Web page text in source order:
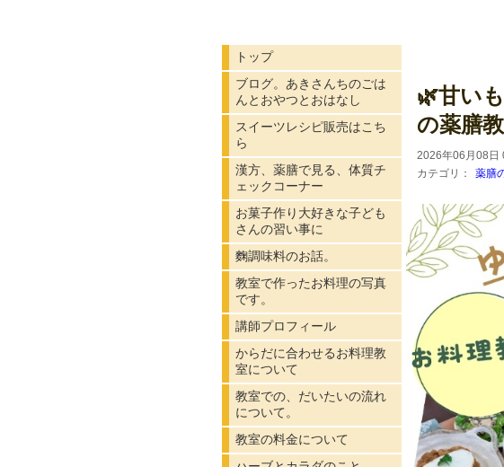
🌿甘い
の薬膳
2026年06月08日
カテゴリ：
薬膳
トップ
ブログ。あきさんちのごは
んとおやつとおはなし
スイーツレシピ販売はこち
ら
漢方、薬膳で見る、体質チ
ェックコーナー
お菓子作り大好きな子ども
さんの習い事に
麴調味料のお話。
教室で作ったお料理の写真
です。
講師プロフィール
からだに合わせるお料理教
室について
教室での、だいたいの流れ
について。
教室の料金について